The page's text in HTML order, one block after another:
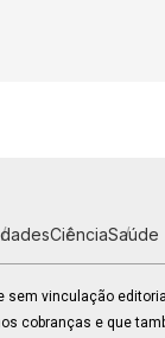
CiênciaSaúde
vinculação
cobranças e que